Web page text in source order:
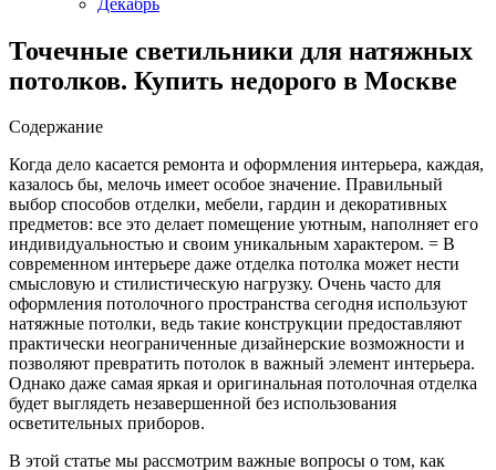
Точечные светильники для натяжных
потолков. Купить недорого в Москве
Содержание
Когда дело касается ремонта и оформления интерьера, каждая,
казалось бы, мелочь имеет особое значение. Правильный
выбор способов отделки, мебели, гардин и декоративных
предметов: все это делает помещение уютным, наполняет его
индивидуальностью и своим уникальным характером. = В
современном интерьере даже отделка потолка может нести
смысловую и стилистическую нагрузку. Очень часто для
оформления потолочного пространства сегодня используют
натяжные потолки, ведь такие конструкции предоставляют
практически неограниченные дизайнерские возможности и
позволяют превратить потолок в важный элемент интерьера.
Однако даже самая яркая и оригинальная потолочная отделка
будет выглядеть незавершенной без использования
осветительных приборов.
В этой статье мы рассмотрим важные вопросы о том, как